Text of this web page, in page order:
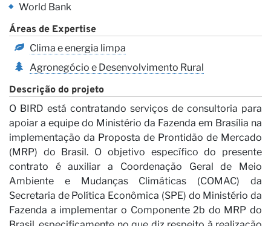
World Bank
Áreas de Expertise
Clima e energia limpa
Agronegócio e Desenvolvimento Rural
Descrição do projeto
O BIRD está contratando serviços de consultoria para
apoiar a equipe do Ministério da Fazenda em Brasília na
implementação da Proposta de Prontidão de Mercado
(MRP) do Brasil. O objetivo específico do presente
contrato é auxiliar a Coordenação Geral de Meio
Ambiente e Mudanças Climáticas (COMAC) da
Secretaria de Política Econômica (SPE) do Ministério da
Fazenda a implementar o Componente 2b do MRP do